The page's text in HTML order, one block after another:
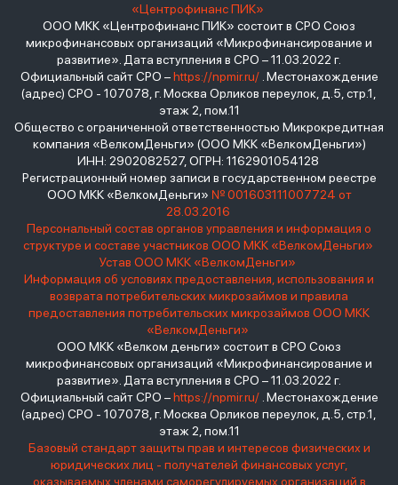
«Центрофинанс ПИК»
ООО МКК «Центрофинанс ПИК» состоит в СРО Союз
микрофинансовых организаций «Микрофинансирование и
развитие». Дата вступления в СРО – 11.03.2022 г.
Официальный сайт СРО –https://npmir.ru/. Местонахождение
(адрес) СРО - 107078, г. Москва Орликов переулок, д.5, стр.1,
этаж 2, пом.11
Общество с ограниченной ответственностью Микрокредитная
компания «ВелкомДеньги» (ООО МКК «ВелкомДеньги»)
ИНН: 2902082527, ОГРН: 1162901054128
Регистрационный номер записи в государственном реестре
ООО МКК «ВелкомДеньги» № 001603111007724 от
28.03.2016
Персональный состав органов управления и информация о
структуре и составе участников ООО МКК «ВелкомДеньги»
Устав ООО МКК «ВелкомДеньги»
Информация об условиях предоставления, использования и
возврата потребительских микрозаймов и правила
предоставления потребительских микрозаймов ООО МКК
«ВелкомДеньги»
ООО МКК «Велком деньги» состоит в СРО Союз
микрофинансовых организаций «Микрофинансирование и
развитие». Дата вступления в СРО – 11.03.2022 г.
Официальный сайт СРО –https://npmir.ru/. Местонахождение
(адрес) СРО - 107078, г. Москва Орликов переулок, д.5, стр.1,
этаж 2, пом.11
Базовый стандарт защиты прав и интересов физических и
юридических лиц - получателей финансовых услуг,
оказываемых членами саморегулируемых организаций в